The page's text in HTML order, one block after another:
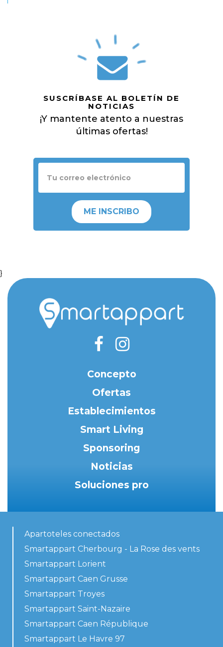
SUSCRÍBASE AL BOLETÍN DE
NOTICIAS
¡Y mantente atento a nuestras
últimas ofertas!
ME INSCRIBO
}
Concepto
Ofertas
Establecimientos
Smart Living
Sponsoring
Noticias
Soluciones pro
Apartoteles conectados
Smartappart Cherbourg - La Rose des vents
Smartappart Lorient
Smartappart Caen Grusse
Smartappart Troyes
Smartappart Saint-Nazaire
Smartappart Caen République
Smartappart Le Havre 97